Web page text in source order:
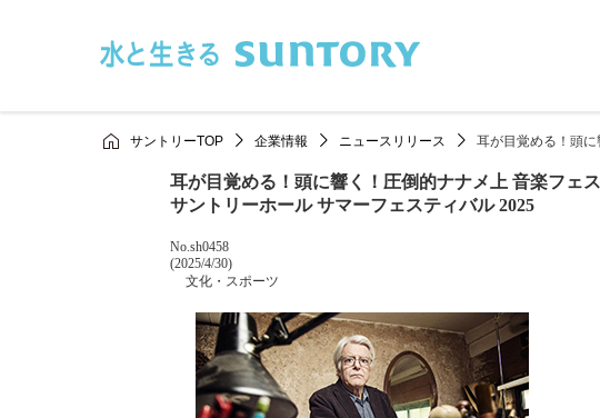
サントリーTOP 企業情報 ニュースリリース 耳が目覚める！頭
耳が目覚める！頭に響く！圧倒的ナナメ上 音楽フェス
サントリーホール サマーフェスティバル 2025
掲載番号
No.sh0458
掲載日
(2025/4/30)
カテゴリー
文化・スポーツ